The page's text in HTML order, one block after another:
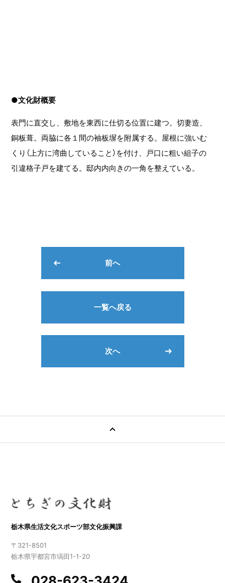
●文化財概要
表門に直交し、敷地を東西に仕切る位置に建つ。切妻造、
銅板葺。両脇に各１間の袖板塀を附属する。屋根に強いむ
くり（上方に湾曲していること）を付け、戸口に粗い組子の
引違格子戸を建てる。邸内内向きの一角を整えている。
前へ
一覧へ戻る
次へ
栃木県生活文化スポーツ部文化振興課
〒321-8501
栃木県宇都宮市塙田1-1-20